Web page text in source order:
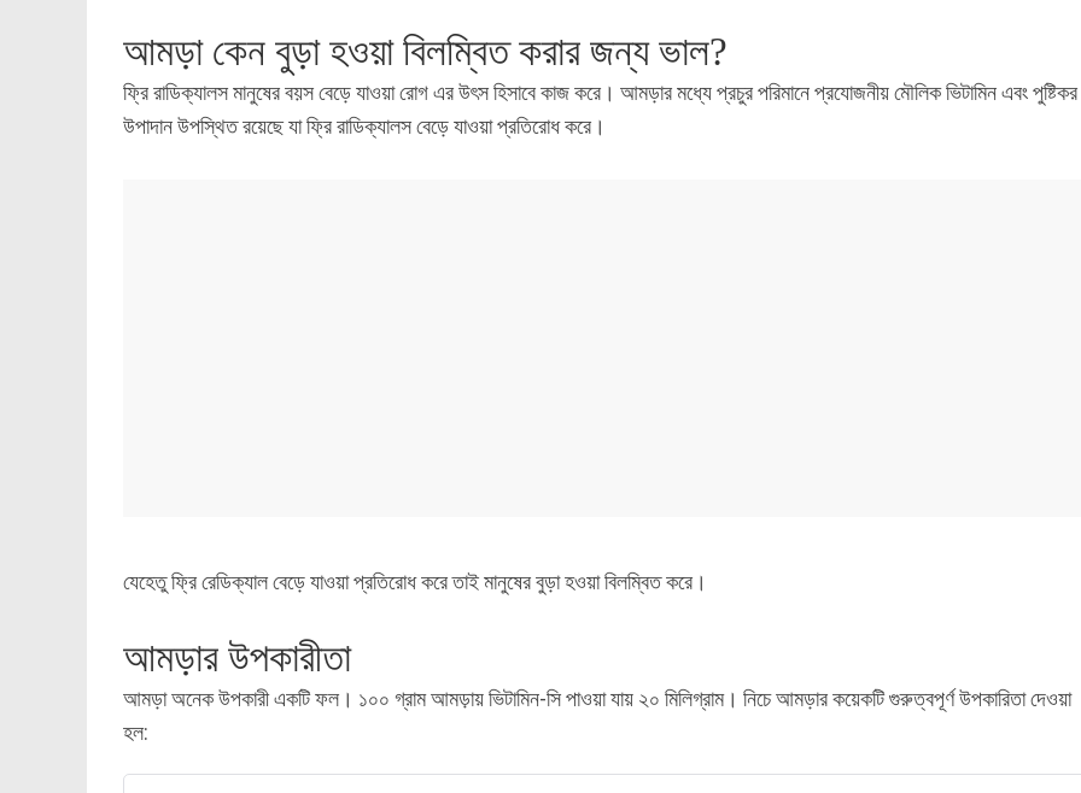
আমড়া কেন বুড়া হওয়া বিলম্বিত করার জন্য ভাল?
ফ্রি রাডিক্যালস মানুষের বয়স বেড়ে যাওয়া রোগ এর উৎস হিসাবে কাজ করে। আমড়ার মধ্যে প্রচুর পরিমানে প্রযোজনীয় মৌলিক ভিটামিন এবং পুষ্টিকর
উপাদান উপস্থিত রয়েছে যা ফ্রি রাডিক্যালস বেড়ে যাওয়া প্রতিরোধ করে।
যেহেতু ফ্রি রেডিক্যাল বেড়ে যাওয়া প্রতিরোধ করে তাই মানুষের বুড়া হওয়া বিলম্বিত করে।
আমড়ার উপকারীতা
আমড়া অনেক উপকারী একটি ফল। ১০০ গ্রাম আমড়ায় ভিটামিন-সি পাওয়া যায় ২০ মিলিগ্রাম। নিচে আমড়ার কয়েকটি গুরুত্বপূর্ণ উপকারিতা দেওয়া
হল: